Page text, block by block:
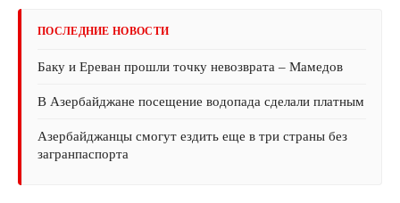
ПОСЛЕДНИЕ НОВОСТИ
Баку и Ереван прошли точку невозврата – Мамедов
В Азербайджане посещение водопада сделали платным
Азербайджанцы смогут ездить еще в три страны без
загранпаспорта